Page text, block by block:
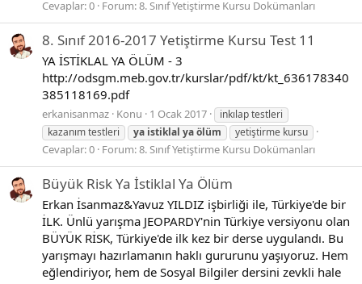
Cevaplar: 0 Forum:8. Sınıf Yetiştirme Kursu Dokümanları
8. Sınıf 2016-2017 Yetiştirme Kursu Test 11
YA İSTİKLAL YA ÖLÜM - 3
http://odsgm.meb.gov.tr/kurslar/pdf/kt/kt_636178340
385118169.pdf
erkanisanmaz Konu 1 Ocak 2017
inkılap testleri
kazanım testleri
ya istiklal yaölüm yetiştirme kursu
Cevaplar: 0 Forum:8. Sınıf Yetiştirme Kursu Dokümanları
Büyük Risk Ya İstiklal Ya Ölüm
Erkan İsanmaz&Yavuz YILDIZ işbirliği ile, Türkiye'de bir
İLK. Ünlü yarışma JEOPARDY'nin Türkiye versiyonu olan
BÜYÜK RİSK, Türkiye'de ilk kez bir derse uygulandı. Bu
yarışmayı hazırlamanın haklı gururunu yaşıyoruz. Hem
eğlendiriyor, hem de Sosyal Bilgiler dersini zevkli hale